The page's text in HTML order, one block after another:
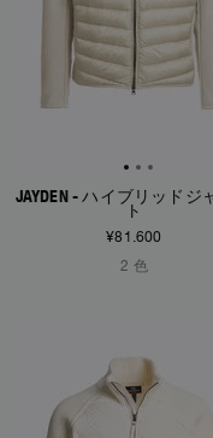
JAYDEN - ハイブリッドジ
ト
¥81.600
2 色